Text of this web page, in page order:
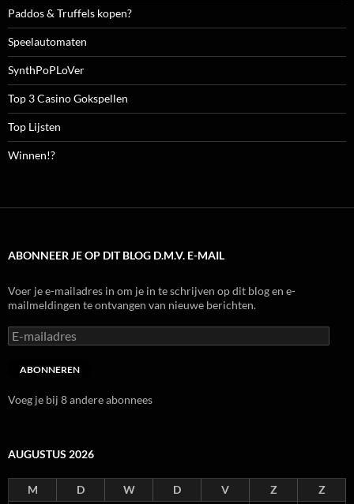
Paddos & Truffels kopen?
Speelautomaten
SynthPoPLoVer
Top 3 Casino Gokspellen
Top Lijsten
Winnen!?
ABONNEER JE OP DIT BLOG D.M.V. E-MAIL
Voer je e-mailadres in om je in te schrijven op dit blog en e-
mailmeldingen te ontvangen van nieuwe berichten.
E-
mailadres
ABONNEREN
Voeg je bij 8 andere abonnees
AUGUSTUS 2026
M D W D V Z
Z